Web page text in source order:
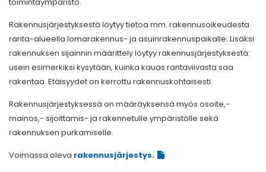
Rakennusjärjestyksestä löytyy tietoa mm. rakennusoikeudesta
ranta-alueella lomarakennus- ja asuinrakennuspaikalle. Lisäksi
rakennuksen sijainnin määrittely löytyy rakennusjärjestyksestä:
usein esimerkiksi kysytään, kuinka kauas rantaviivasta saa
rakentaa. Etäisyydet on kerrottu rakennuskohtaisesti.
Rakennusjärjestyksessä on määräyksensä myös osoite,-
mainos,- sijoittamis- ja rakennetulle ympäristölle sekä
rakennuksen purkamiselle.
Voimassa oleva rakennusjärjestys.